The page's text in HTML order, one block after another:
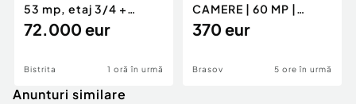
53 mp, etaj 3/4 +
parcare acoperită |
72.000 eur
Bistrita 1 oră în urmă
CAMERE | 60 MP |
GENERAL MOCIULSCHI
370 eur
Brasov 5 ore în urmă
Anunturi similare